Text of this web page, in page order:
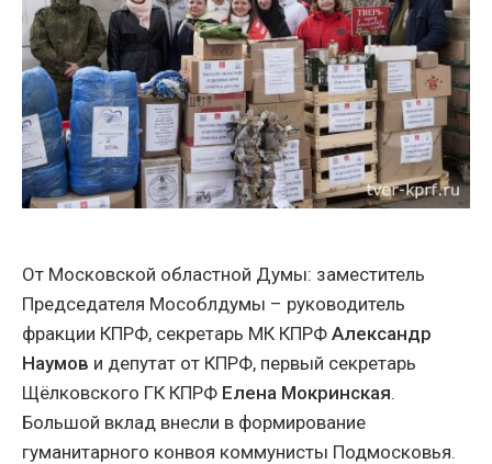
От Московской областной Думы: заместитель
Председателя Мособлдумы – руководитель
фракции КПРФ, секретарь МК КПРФ Александр
Наумов и депутат от КПРФ, первый секретарь
Щёлковского ГК КПРФ Елена Мокринская.
Большой вклад внесли в формирование
гуманитарного конвоя коммунисты Подмосковья.